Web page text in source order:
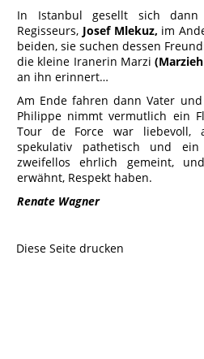
In Istanbul gesellt sich
Regisseurs, Josef Mlekuz, im
beiden, sie suchen dessen
die kleine Iranerin Marzi
an ihn erinnert…
Am Ende fahren dann Vater
Philippe nimmt vermutlich ein
Tour de Force war liebevoll,
spekulativ pathetisch und
zweifellos ehrlich gemeint,
erwähnt, Respekt haben.
Renate Wagner
Diese Seite drucken